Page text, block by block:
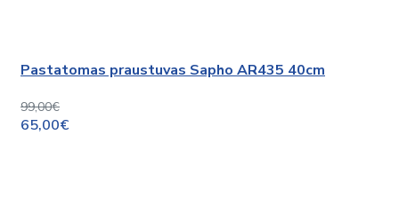
Pastatomas praustuvas Sapho AR435 40cm
99,00€
65,00€